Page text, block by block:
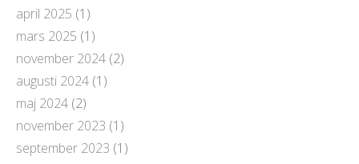
april 2025 (1)
mars 2025 (1)
november 2024 (2)
augusti 2024 (1)
maj 2024 (2)
november 2023 (1)
september 2023 (1)